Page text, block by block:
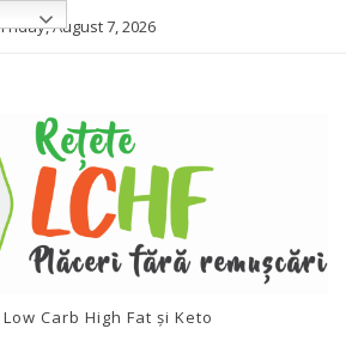
Friday, August 7, 2026
Carb High Fat și Keto